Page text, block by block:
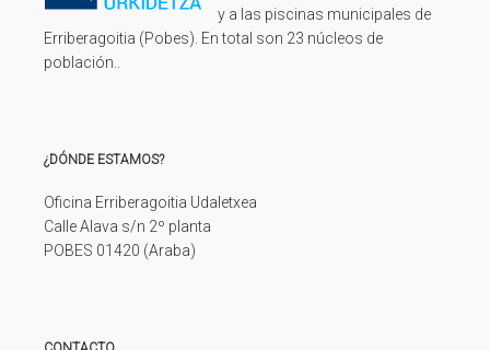
y a las piscinas municipales de
Erriberagoitia (Pobes). En total son 23 núcleos de
población..
¿DÓNDE ESTAMOS?
Oficina Erriberagoitia Udaletxea
Calle Alava s/n 2º planta
POBES 01420 (Araba)